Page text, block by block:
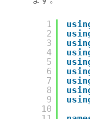
1
2
3
4
5
6
7
8
9
10